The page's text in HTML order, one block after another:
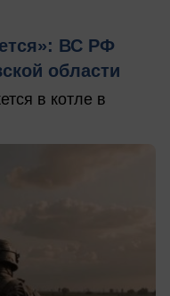
ВС РФ
области
в котле в